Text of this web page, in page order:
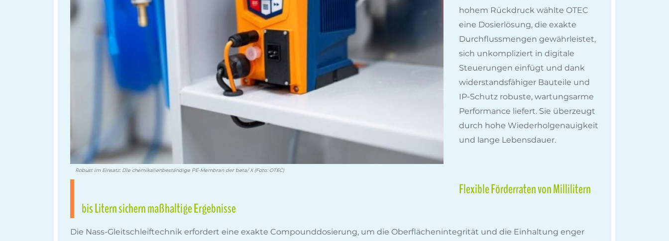
Robust im Einsatz: Die chemikalienbeständige PE-Membran der beta/ X (Foto: OTEC)
hohem Rückdruck wählte OTEC
eine Dosierlösung, die exakte
Durchflussmengen gewährleistet,
sich unkompliziert in digitale
Steuerungen einfügt und dank
widerstandsfähiger Bauteile und
IP-Schutz robuste, wartungsarme
Performance liefert. Sie überzeugt
durch hohe Wiederholgenauigkeit
und lange Lebensdauer.
Flexible Förderraten von Millilitern
bis Litern sichern maßhaltige Ergebnisse
Die Nass-Gleitschleiftechnik erfordert eine exakte Compounddosierung, um die Oberflächenintegrität und die Einhaltung enger